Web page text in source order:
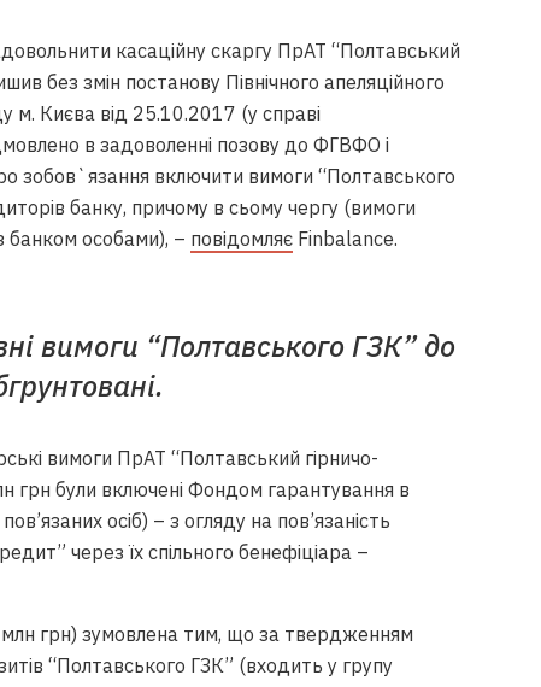
касаційну скаргу ПрАТ “Полтавський
без змін постанову Північного апеляційного
м. Києва від 25.10.2017 (у справі
в задоволенні позову до ФГВФО і
зобов`язання включити вимоги “Полтавського
банку, причому в сьому чергу (вимоги
банком особами), – повідомляє Finbalance.
вимоги “Полтавського ГЗК” до
вимоги ПрАТ “Полтавський гірничо-
грн були включені Фондом гарантування в
осіб) – з огляду на пов’язаність
через їх спільного бенефіціара –
грн) зумовлена тим, що за твердженням
“Полтавського ГЗК” (входить у групу